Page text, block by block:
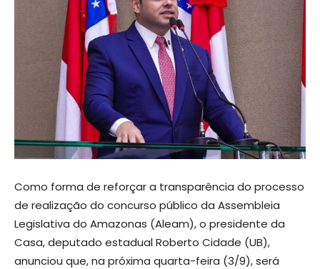
Como forma de reforçar a transparência do processo
de realização do concurso público da Assembleia
Legislativa do Amazonas (Aleam), o presidente da
Casa, deputado estadual Roberto Cidade (UB),
anunciou que, na próxima quarta-feira (3/9), será